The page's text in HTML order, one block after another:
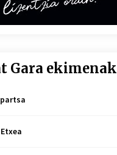
Gara ekimenak